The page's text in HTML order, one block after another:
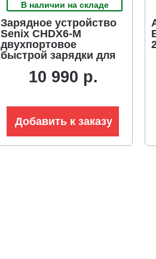
В наличии на складе
Зарядное устройство
Senix CHDX6-M
двухпортовое
быстрой зарядки для
10 990 р.
Добавить к заказу